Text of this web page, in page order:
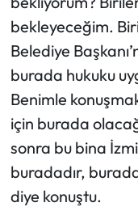
bekleyeceğim.
Belediye
burada hukuku
Benimle
için burada
sonra bu bina
buradadır,
diye konuştu.